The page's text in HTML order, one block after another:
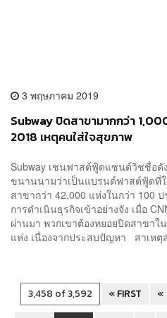
3 พฤษภาคม 2019
Subway ปิดสาขามากกว่า
2018 เหตุคนใส่ใจสุขภาพ
Subway เชนฟาสต์ฟู้ดแซนด์วิชชื่อดั
ขนานนามว่าเป็นแบรนด์ฟาสต์ฟู้ดที่
สาขากว่า 42,000 แห่งในกว่า 100
การดำเนินธุรกิจเข้าอย่างจัง เมื่อ
ผ่านมา พวกเขาต้องทยอยปิดสาขาใ
แห่ง เนื่องจากประสบปัญหา สาเหตุ
3,458 of 3,592 « FIRST «